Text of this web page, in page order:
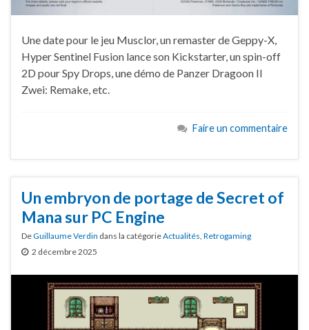
Une date pour le jeu Musclor, un remaster de Geppy-X,
Hyper Sentinel Fusion lance son Kickstarter, un spin-off
2D pour Spy Drops, une démo de Panzer Dragoon II
Zwei: Remake, etc.
Faire un commentaire
Un embryon de portage de Secret of
Mana sur PC Engine
DeGuillaume Verdin dans la catégorieActualités, Retrogaming
2 décembre 2025